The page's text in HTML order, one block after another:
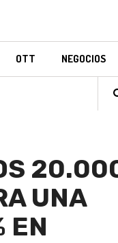
OTT NEGOCIOS
UNA
EN